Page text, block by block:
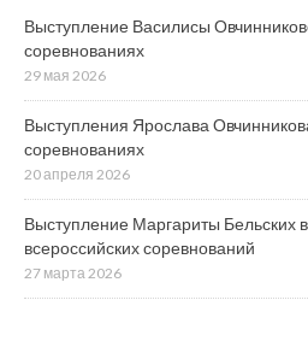
Выступление Василисы
соревнованиях
29 мая 2026
Выступления Ярослава
соревнованиях
20 апреля 2026
Выступление Маргариты Бельских
всероссийских соревнований
27 марта 2026